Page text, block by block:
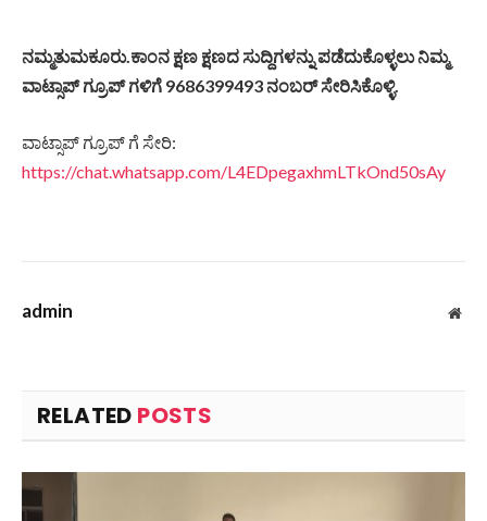
ನಮ್ಮತುಮಕೂರು.ಕಾಂನ ಕ್ಷಣ ಕ್ಷಣದ ಸುದ್ದಿಗಳನ್ನು ಪಡೆದುಕೊಳ್ಳಲು ನಿಮ್ಮ
ವಾಟ್ಸಾಪ್ ಗ್ರೂಪ್ ಗಳಿಗೆ 9686399493 ನಂಬರ್ ಸೇರಿಸಿಕೊಳ್ಳಿ.
ವಾಟ್ಸಾಪ್ ಗ್ರೂಪ್ ಗೆ ಸೇರಿ:
https://chat.whatsapp.com/L4EDpegaxhmLTkOnd50sAy
admin
RELATED POSTS